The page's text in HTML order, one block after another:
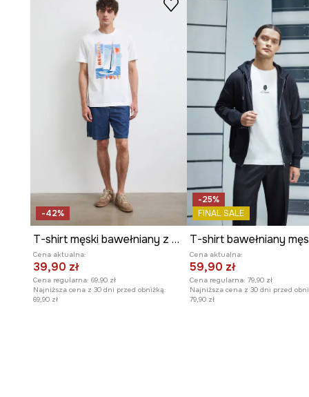
-42%
T-shirt męski bawełniany z nadrukiem
Cena aktualna:
39,90 zł
Cena regularna: 69,90 zł
Najniższa cena z 30 dni przed obniżką:
69,90 zł
-25%
FINAL SALE
Cena aktualna:
59,90 zł
Cena regularna: 79,90 zł
Najniższa cena z 30 dni przed
79,90 zł